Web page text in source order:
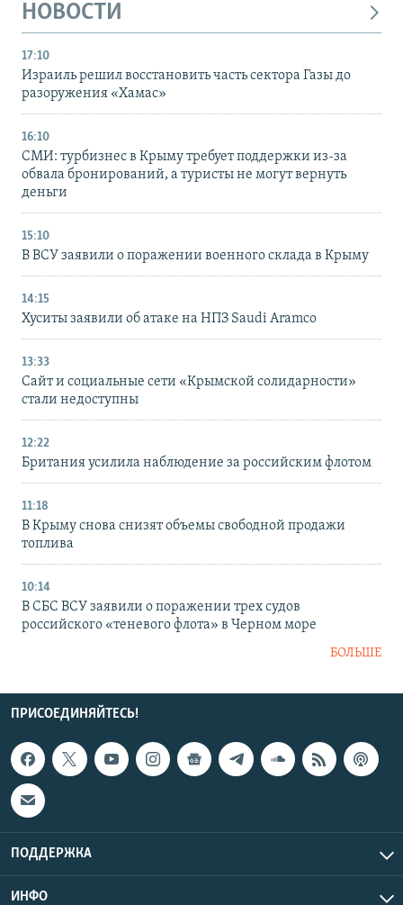
НОВОСТИ
17:10
Израиль решил восстановить часть сектора Газы до
разоружения «Хамас»
16:10
СМИ: турбизнес в Крыму требует поддержки из-за
обвала бронирований, а туристы не могут вернуть
деньги
15:10
В ВСУ заявили о поражении военного склада в Крыму
14:15
Хуситы заявили об атаке на НПЗ Saudi Aramco
13:33
Сайт и социальные сети «Крымской солидарности»
стали недоступны
12:22
Британия усилила наблюдение за российским флотом
11:18
В Крыму снова снизят объемы свободной продажи
топлива
10:14
В СБС ВСУ заявили о поражении трех судов
российского «теневого флота» в Черном море
БОЛЬШЕ
ПРИСОЕДИНЯЙТЕСЬ!
ПОДДЕРЖКА
ИНФО